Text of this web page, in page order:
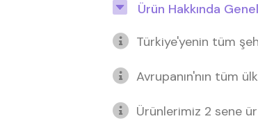
Ürün Hakkında
Türkiye'yenin tüm
Avrupanın'nın tüm
Ürünlerimiz 2 sene